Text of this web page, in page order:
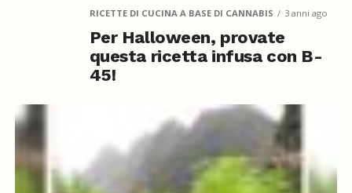
RICETTE DI CUCINA A BASE DI CANNABIS 3 anni ago
Per Halloween, provate
questa ricetta infusa con B-
45!